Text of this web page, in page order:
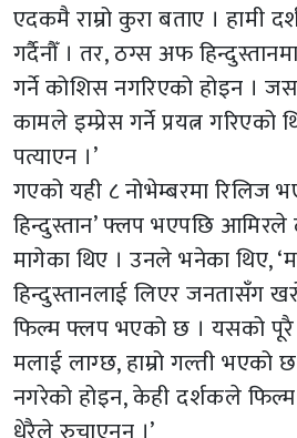
एदकमै राम्रो कुरा बताए । हामी
गर्दैनौँ । तर, ठग्स अफ
गर्ने कोशिस नगरिएको होइन ।
कामले इम्प्रेस गर्ने प्रयत्न
पत्याएन ।’
गएको यही ८ नोभेम्बरमा रिलिज
हिन्दुस्तान’ फ्लप भएपछि
मागेका थिए । उनले भनेका थिए,
हिन्दुस्तानलाई लिएर जनतासँग
फिल्म फ्लप भएको छ । यसको पूरै
मलाई लाग्छ, हाम्रो गल्ती भएको
नगरेको होइन, केही दर्शकले